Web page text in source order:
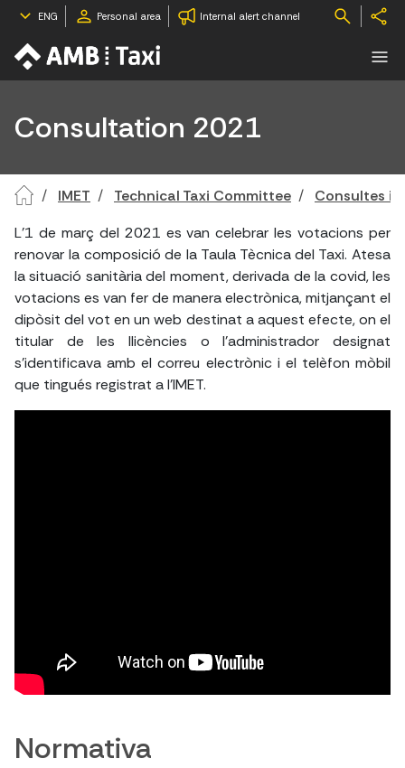
ENG Personal area Internal alert channel
Consultation 2021
IMET Technical Taxi Committee
Consultes i
L'1 de març del 2021 es van celebrar les votacions per
renovar la composició de la Taula Tècnica del Taxi. Atesa
la situació sanitària del moment, derivada de la covid, les
votacions es van fer de manera electrònica, mitjançant el
dipòsit del vot en un web destinat a aquest efecte, on el
titular de les llicències o l'administrador designat
s'identificava amb el correu electrònic i el telèfon mòbil
que tingués registrat a l'IMET.
Normativa